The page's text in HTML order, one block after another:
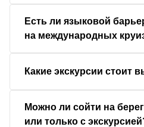
Есть ли языковой
на международных
Какие экскурсии стоит
Можно ли сойти на
или только с